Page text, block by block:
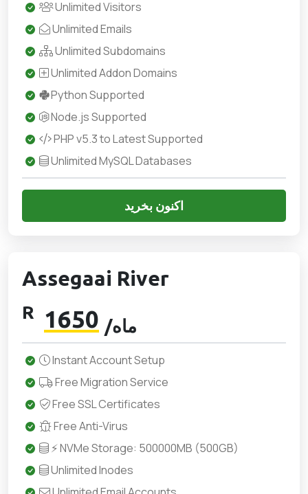
Unlimited Visitors
Unlimited Emails
Unlimited Subdomains
Unlimited Addon Domains
Python Supported
Node.js Supported
PHP v5.3 to Latest Supported
Unlimited MySQL Databases
اکنون بخرید
Assegaai River
R 1650 /ماه
Instant Account Setup
Free Migration Service
Free SSL Certificates
Free Anti-Virus
⚡ NVMe Storage: 500000MB (500GB)
Unlimited Inodes